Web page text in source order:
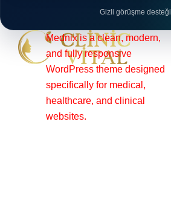
Gizli görüşme desteği
Mednix is a clean, modern,
and fully responsive
WordPress theme designed
specifically for medical,
healthcare, and clinical
websites.